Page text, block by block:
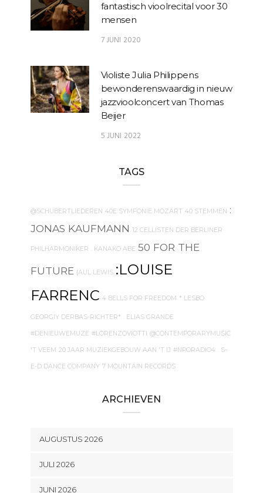
fantastisch vioolrecital voor 30
mensen
7 JUNI 2020
Violiste Julia Philippens
bewonderenswaardig in nieuw
jazzvioolconcert van Thomas
Beijer
5 JUNI 2022
TAGS
@SCHUBERTLIEDEREN 40E SYMFONIE MOZART 40 STEMMEN :
JONAS KAUFMANN 12 CELLISTEN DER BERLINER
PHILHARMONIKER . KANAKO ABE 50 FOR THE
FUTURE {AUL LEWIS :LOUISE
FARRENC 4 BELLS FOR FREEDOM * LESBO
GEORGIY DERBAS-RICHTER* . ELIAS GRANDE
#DENIEUWEMUZE #LORENZOVIOTTI @CONTEMPORARYMUSIC
'T VEEM 20 JAAR MUZIEKGEBOUW AAN 'T IJ #NPORADIO4 . S-
E-D DANCE COMPANY 7 MOUNTAIN RECORDS
ARCHIEVEN
AUGUSTUS 2026
JULI 2026
JUNI 2026